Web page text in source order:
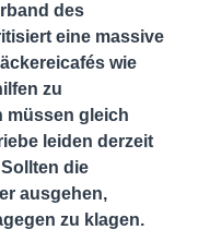
des
eine massive
wie
zu
müssen gleich
leiden derzeit
die
ausgehen,
zu klagen.